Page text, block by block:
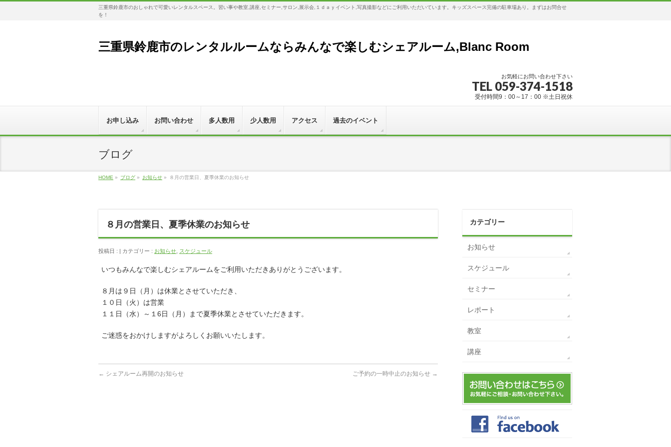
三重県鈴鹿市のおしゃれで可愛いレンタルスペース。習い事や教室,講座,セミナー,サロン,展示会,１ｄａｙイベント,写真撮影などにご利用いただいています。キッズスペース完備の駐車場あり。まずはお問合せ
を！
三重県鈴鹿市のレンタルルームならみんなで楽しむシェアルーム,Blanc Room
お気軽にお問い合わせ下さい
TEL 059-374-1518
受付時間9：00～17：00 ※土日祝休
お申し込み お問い合わせ 多人数用 少人数用 アクセス 過去のイベント
ブログ
HOME » ブログ » お知らせ » ８月の営業日、夏季休業のお知らせ
８月の営業日、夏季休業のお知らせ
投稿日 : | カテゴリー : お知らせ スケジュール
いつもみんなで楽しむシェアルームをご利用いただきありがとうございます。
８月は９日（月）は休業とさせていただき、
１０日（火）は営業
１１日（水）～１6日（月）まで夏季休業とさせていただきます。
ご迷惑をおかけしますがよろしくお願いいたします。
← シェアルーム再開のお知らせ ご予約の一時中止のお知らせ →
カテゴリー
お知らせ
スケジュール
セミナー
レポート
教室
講座